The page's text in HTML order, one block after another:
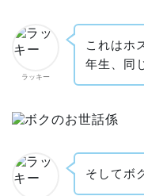
ラッキー
これはホ
年生、同
そしてボ